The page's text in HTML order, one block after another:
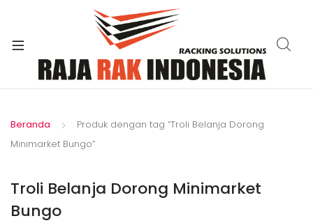
Beranda
Produk dengan tag “Troli Belanja Dorong
Minimarket Bungo”
Troli Belanja Dorong Minimarket
Bungo